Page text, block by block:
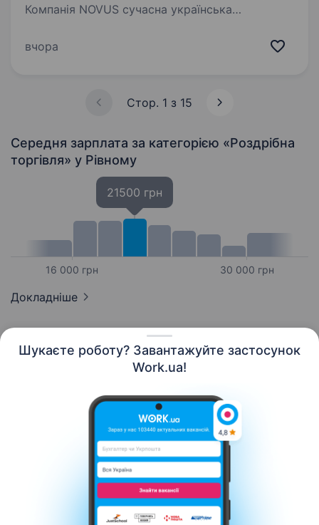
Шукаєте роботу? Завантажуйте застосунок
Work.ua!
Компанія NOVUS сучасна українська
інвестиціями запрошує до своєї команди
приєднуйся до нашої…
вчора
Стор. 1 з 15
Середня зарплата за категорією «Роздрібна
торгівля» у Рівному
16 000 грн
21500 грн
30 000 грн
Докладніше
Контакти Про нас
Кар’єра